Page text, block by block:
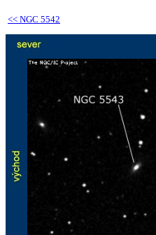
<< NGC 5542